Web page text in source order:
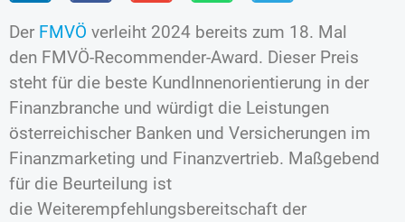
Der FMVÖ verleiht 2024 bereits zum 18. Mal
den FMVÖ-Recommender-Award. Dieser Preis
steht für die beste KundInnenorientierung in der
Finanzbranche und würdigt die Leistungen
österreichischer Banken und Versicherungen im
Finanzmarketing und Finanzvertrieb. Maßgebend
für die Beurteilung ist
die Weiterempfehlungsbereitschaft der